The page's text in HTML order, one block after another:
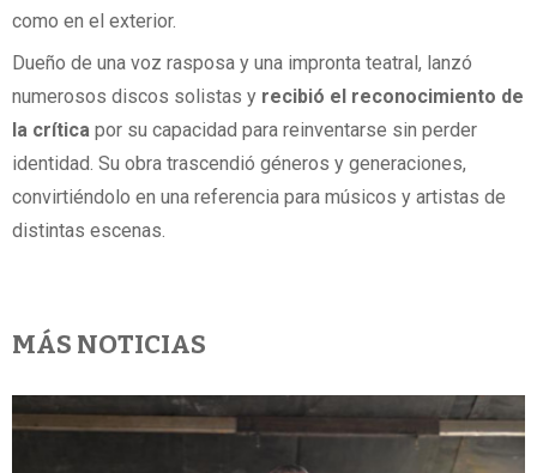
como en el exterior.
Dueño de una voz rasposa y una impronta teatral, lanzó
numerosos discos solistas y recibió el reconocimiento de
la crítica por su capacidad para reinventarse sin perder
identidad. Su obra trascendió géneros y generaciones,
convirtiéndolo en una referencia para músicos y artistas de
distintas escenas.
MÁS NOTICIAS